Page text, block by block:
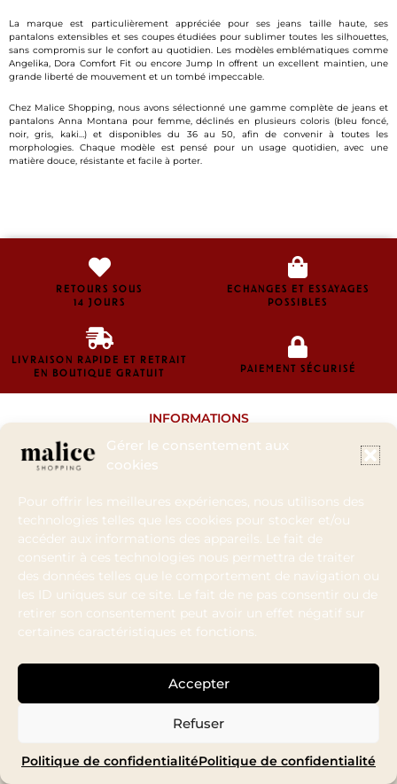
Gérer le consentement aux
cookies
Pour offrir les meilleures expériences, nous utilisons des
technologies telles que les cookies pour stocker et/ou
accéder aux informations des appareils. Le fait de
consentir à ces technologies nous permettra de traiter
des données telles que le comportement de navigation ou
les ID uniques sur ce site. Le fait de ne pas consentir ou de
retirer son consentement peut avoir un effet négatif sur
certaines caractéristiques et fonctions.
Accepter
Refuser
Politique de confidentialitéPolitique de confidentialité
La marque est particulièrement appréciée pour ses jeans taille haute, ses
pantalons extensibles et ses coupes étudiées pour sublimer toutes les silhouettes,
sans compromis sur le confort au quotidien. Les modèles emblématiques comme
Angelika, Dora Comfort Fit ou encore Jump In offrent un excellent maintien, une
grande liberté de mouvement et un tombé impeccable.
Chez Malice Shopping, nous avons sélectionné une gamme complète de jeans et
pantalons Anna Montana pour femme, déclinés en plusieurs coloris (bleu foncé,
noir, gris, kaki…) et disponibles du 36 au 50, afin de convenir à toutes les
morphologies. Chaque modèle est pensé pour un usage quotidien, avec une
matière douce, résistante et facile à porter.
RETOURS SOUS
14 JOURS
ECHANGES ET ESSAYAGES
POSSIBLES
LIVRAISON RAPIDE ET RETRAIT
EN BOUTIQUE GRATUIT
PAIEMENT SÉCURISÉ
INFORMATIONS
Ma commande
Conditions de livraisons
Politique de confidentialité
Conditions générales de vente
Conditions de remboursement
AVANT PREMIÈRE
Inscrivez-vous à la Newsletter
-10% pour toute inscription
SERVICE CLIENT
+33 (0)6.38.93.58.65
shoppingmalice@gmail.com
Auriane Web&Com Mentions légales